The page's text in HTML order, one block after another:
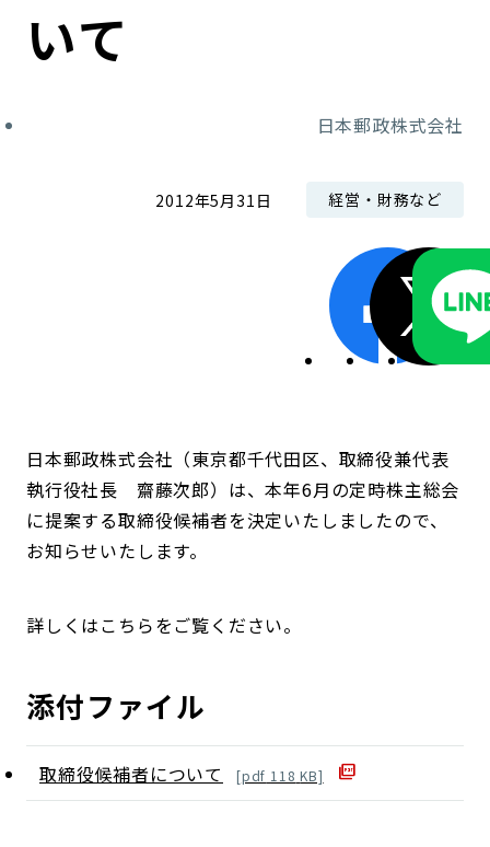
ガバナンス
株式情報
サステナビリティマネジメント
いて
日本郵政株式会社
2012年5月31日 経営・財務など
日本郵政株式会社（東京都千代田区、取締役兼代表
執行役社長 齋藤次郎）は、本年6月の定時株主総会
に提案する取締役候補者を決定いたしましたので、
お知らせいたします。
詳しくはこちらをご覧ください。
添付ファイル
取締役候補者について [pdf 118 KB]